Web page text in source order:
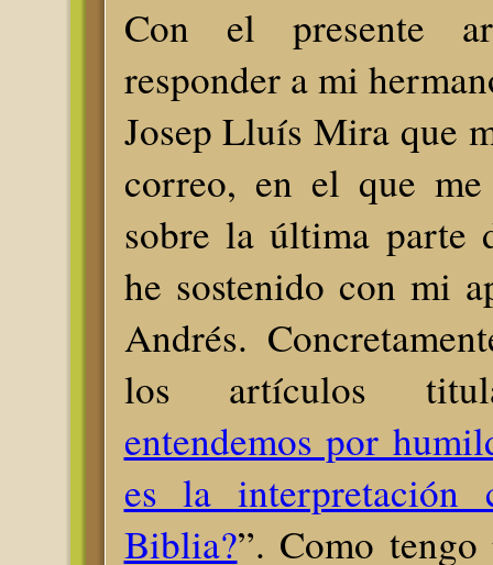
Con el presente
responder a mi
Josep Lluís Mira que
correo, en el que
sobre la última parte
he sostenido con mi
Andrés.
los artículos
entendemos por
es la interpretación
Biblia?”. Como